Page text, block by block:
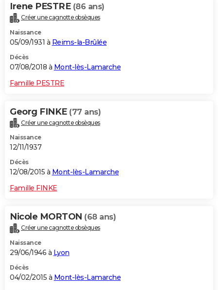
Irene PESTRE (86 ans)
Créer une cagnotte obsèques
Naissance
05/09/1931 à Reims-la-Brûlée
Décès
07/08/2018 à Mont-lès-Lamarche
Famille PESTRE
Georg FINKE (77 ans)
Créer une cagnotte obsèques
Naissance
12/11/1937
Décès
12/08/2015 à Mont-lès-Lamarche
Famille FINKE
Nicole MORTON (68 ans)
Créer une cagnotte obsèques
Naissance
29/06/1946 à Lyon
Décès
04/02/2015 à Mont-lès-Lamarche